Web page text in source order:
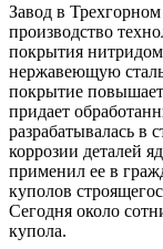
Завод в
производство
покрытия
нержавеющую
покрытие повышает
придает
разрабатывалась в
коррозии деталей
применил ее в
куполов
Сегодня около
купола.